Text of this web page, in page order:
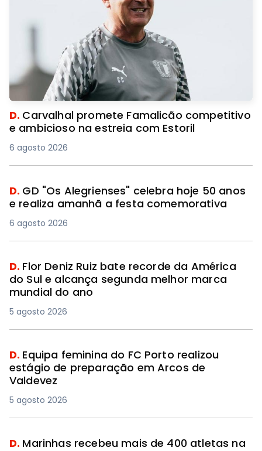
D. Carvalhal promete Famalicão competitivo
e ambicioso na estreia com Estoril
6 agosto 2026
D. GD "Os Alegrienses" celebra hoje 50 anos
e realiza amanhã a festa comemorativa
6 agosto 2026
D. Flor Deniz Ruiz bate recorde da América
do Sul e alcança segunda melhor marca
mundial do ano
5 agosto 2026
D. Equipa feminina do FC Porto realizou
estágio de preparação em Arcos de
Valdevez
5 agosto 2026
D. Marinhas recebeu mais de 400 atletas na